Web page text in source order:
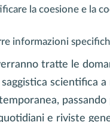
la coesione e la
informazioni
tratte le
scientifica a
e riviste